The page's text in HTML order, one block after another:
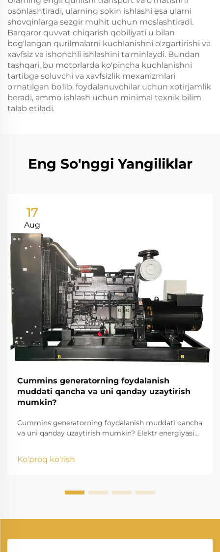
osonlashtiradi, ularning sokin ishlashi esa ularni
shovqinlarga sezgir muhit uchun moslashtiradi.
Barqaror quvvat chiqarish qobiliyati u bilan
bog'langan qurilmalarni kuchlanishni o'zgartirishi va
xavfsiz va ishonchli ishlashini ta'minlaydi. Bundan
tashqari, bu motorlarda ko'pincha kuchlanishni
tartibga soluvchi va xavfsizlik mexanizmlari
o'rnatilgan bo'lib, foydalanuvchilar uchun xotirjamlik
beradi, ammo ishlash uchun minimal texnik bilim
talab etiladi.
Eng So'nggi Yangiliklar
17
Aug
Cummins generatorning foydalanish
muddati qancha va uni qanday uzaytirish
mumkin?
Cummins generatorning foydalanish muddati qancha
va uni qanday uzaytirish mumkin? Elektr energiyasini
saqlash muassasalari va sanoat korxonalarining
Ko'proq ko'rish